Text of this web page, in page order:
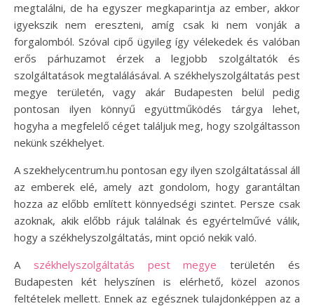
megtalálni, de ha egyszer megkaparintja az ember, akkor
igyekszik nem ereszteni, amíg csak ki nem vonják a
forgalomból. Szóval cipő ügyileg így vélekedek és valóban
erős párhuzamot érzek a legjobb szolgáltatók és
szolgáltatások megtalálásával. A székhelyszolgáltatás pest
megye területén, vagy akár Budapesten belül pedig
pontosan ilyen könnyű együttműködés tárgya lehet,
hogyha a megfelelő céget találjuk meg, hogy szolgáltasson
nekünk székhelyet.
A szekhelycentrum.hu pontosan egy ilyen szolgáltatással áll
az emberek elé, amely azt gondolom, hogy garantáltan
hozza az előbb említett könnyedségi szintet. Persze csak
azoknak, akik előbb rájuk találnak és egyértelművé válik,
hogy a székhelyszolgáltatás, mint opció nekik való.
A székhelyszolgáltatás pest megye területén és
Budapesten két helyszínen is elérhető, közel azonos
feltételek mellett. Ennek az egésznek tulajdonképpen az a